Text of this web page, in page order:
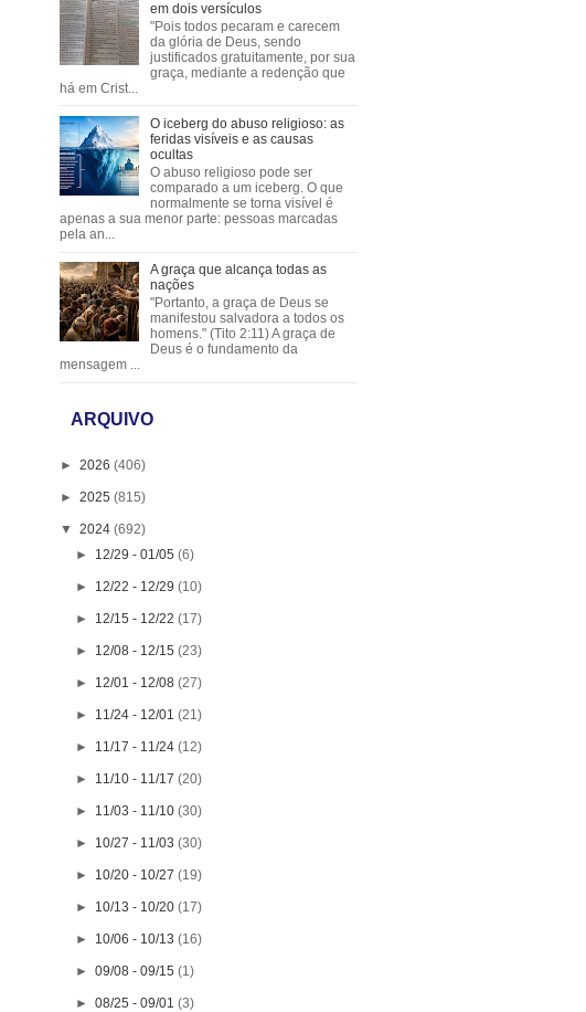
em dois versículos
"Pois todos pecaram e carecem
da glória de Deus, sendo
justificados gratuitamente, por sua
graça, mediante a redenção que
há em Crist...
O iceberg do abuso religioso: as
feridas visíveis e as causas
ocultas
O abuso religioso pode ser
comparado a um iceberg. O que
normalmente se torna visível é
apenas a sua menor parte: pessoas marcadas
pela an...
A graça que alcança todas as
nações
"Portanto, a graça de Deus se
manifestou salvadora a todos os
homens." (Tito 2:11) A graça de
Deus é o fundamento da
mensagem ...
ARQUIVO
► 2026 (406)
► 2025 (815)
▼ 2024 (692)
► 12/29 - 01/05(6)
► 12/22 - 12/29(10)
► 12/15 - 12/22(17)
► 12/08 - 12/15(23)
► 12/01 - 12/08(27)
► 11/24 - 12/01(21)
► 11/17 - 11/24(12)
► 11/10 - 11/17(20)
► 11/03 - 11/10(30)
► 10/27 - 11/03(30)
► 10/20 - 10/27(19)
► 10/13 - 10/20(17)
► 10/06 - 10/13(16)
►09/08 - 09/15(1)
►08/25 - 09/01(3)